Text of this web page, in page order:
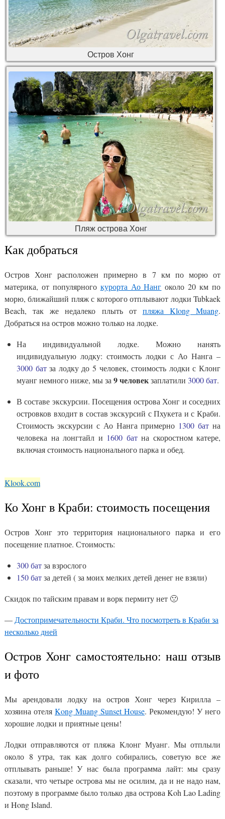
Остров Хонг
Пляж острова Хонг
Как добраться
Остров Хонг расположен примерно в 7 км по морю от
материка, от популярного курорта Ао Нанг около 20 км по
морю, ближайший пляж с которого отплывают лодки Tubkaek
Beach, так же недалеко плыть от пляжа Klong Muang.
Добраться на остров можно только на лодке.
На индивидуальной лодке. Можно нанять
индивидуальную лодку: стоимость лодки с Ао Нанга –
3000 батза лодку до 5 человек, стоимость лодки с Клонг
муанг немного ниже, мы за 9 человекзаплатили 3000 бат.
В составе экскурсии. Посещения острова Хонг и соседних
островков входит в состав экскурсий с Пхукета и с Краби.
Стоимость экскурсии с Ао Нанга примерно 1300 бат на
человека на лонгтайл и 1600 батна скоростном катере,
включая стоимость национального парка и обед.
Klook.com
Ко Хонг в Краби: стоимость посещения
Остров Хонг это территория национального парка и его
посещение платное. Стоимость:
300 батза взрослого
150 батза детей ( за моих мелких детей денег не взяли)
Скидок по тайским правам и ворк пермиту нет 🙁
— Достопримечательности Краби. Что посмотреть в Краби за
несколько дней
Остров Хонг самостоятельно: наш отзыв
и фото
Мы арендовали лодку на остров Хонг через Кирилла –
хозяина отеля Kong Muang Sunset House. Рекомендую! У него
хорошие лодки и приятные цены!
Лодки отправляются от пляжа Клонг Муанг. Мы отплыли
около 8 утра, так как долго собирались, советую все же
отплывать раньше! У нас была программа лайт: мы сразу
сказали, что четыре острова мы не осилим, да и не надо нам,
поэтому в программе было только два острова Koh Lao Lading
и Hong Island.